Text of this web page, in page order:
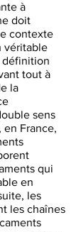
à
doit
contexte
véritable
définition
tout à
la
sens
France,
qui
en
les
les chaînes